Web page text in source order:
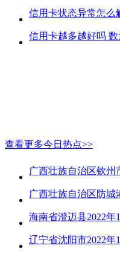
信用卡状态异常怎么
信用卡越多越好吗
查看更多今日热点>>
海南省澄迈县2022年
辽宁省沈阳市2022年